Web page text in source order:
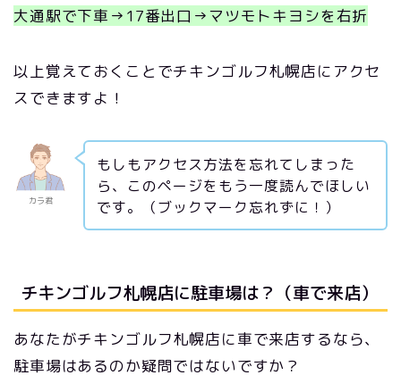
大通駅で下車→17番出口→マツモトキヨシを右折
以上覚えておくことでチキンゴルフ札幌店にアクセ
スできますよ！
カラ君
もしもアクセス方法を忘れてしまった
ら、このページをもう一度読んでほしい
です。（ブックマーク忘れずに！）
チキンゴルフ札幌店に駐車場は？（車で来店）
あなたがチキンゴルフ札幌店に車で来店するなら、
駐車場はあるのか疑問ではないですか？